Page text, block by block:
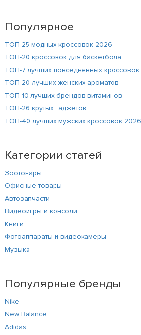
Популярное
ТОП 25 модных кроссовок 2026
ТОП-20 кроссовок для баскетбола
ТОП-7 лучших повседневных кроссовок
ТОП-20 лучших женских ароматов
ТОП-10 лучших брендов витаминов
ТОП-26 крутых гаджетов
ТОП-40 лучших мужских кроссовок 2026
Категории статей
Зоотовары
Офисные товары
Автозапчасти
Видеоигры и консоли
Книги
Фотоаппараты и видеокамеры
Музыка
Популярные бренды
Nike
New Balance
Adidas